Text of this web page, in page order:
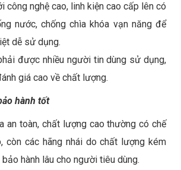
công nghệ cao, linh kiện cao cấp lên có
nước, chống chìa khóa vạn năng để
dễ sử dụng.
được nhiều người tin dùng sử dụng,
giá cao về chất lượng.
hành tốt
an toàn, chất lượng cao thường có chế
còn các hãng nhái do chất lượng kém
hành lâu cho người tiêu dùng.